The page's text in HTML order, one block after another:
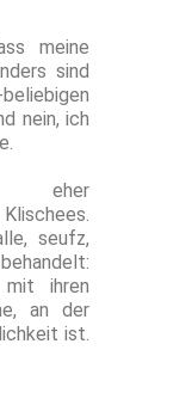
meine
sind
nein, ich
eher
seufz,
mit ihren
an der
ist.